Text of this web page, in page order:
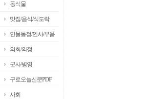
동식물
맛집/음식/식도락
인물동정/인사/부음
의회/의정
군사/병영
구로오늘신문PDF
사회